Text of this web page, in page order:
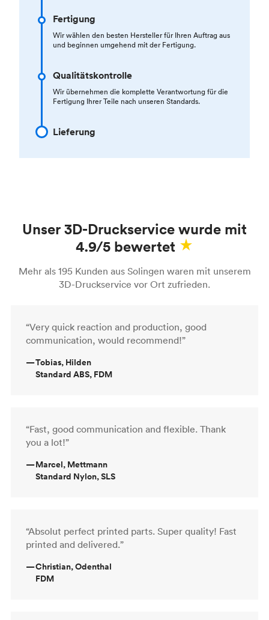
Fertigung
Wir wählen den besten Hersteller für Ihren Auftrag aus
und beginnen umgehend mit der Fertigung.
Qualitätskontrolle
Wir übernehmen die komplette Verantwortung für die
Fertigung Ihrer Teile nach unseren Standards.
Lieferung
Unser 3D-Druckservice wurde mit
4.9/5 bewertet
Mehr als 195 Kunden aus Solingen waren mit unserem
3D-Druckservice vor Ort zufrieden.
“Very quick reaction and production, good
communication, would recommend!”
—Tobias, Hilden
Standard ABS, FDM
“Fast, good communication and flexible. Thank
you a lot!”
—Marcel, Mettmann
Standard Nylon, SLS
“Absolut perfect printed parts. Super quality! Fast
printed and delivered.”
—Christian, Odenthal
FDM